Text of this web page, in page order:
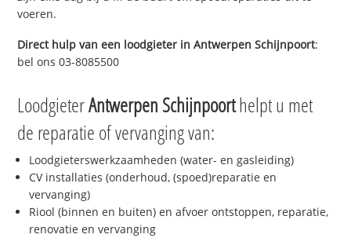
voeren.
Direct hulp van een loodgieter inAntwerpen Schijnpoort:
bel ons 03-8085500
LoodgieterAntwerpen Schijnpoorthelpt u met
de reparatie of vervanging van:
Loodgieterswerkzaamheden (water- en gasleiding)
CV installaties (onderhoud, (spoed)reparatie en
vervanging)
Riool (binnen en buiten) en afvoer ontstoppen, reparatie,
renovatie en vervanging